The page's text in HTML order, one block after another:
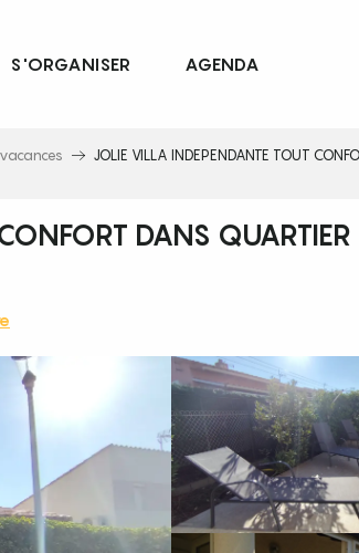
S'ORGANISER AGENDA
JOLIE VILLA INDEPENDANTE TOUT
DANS